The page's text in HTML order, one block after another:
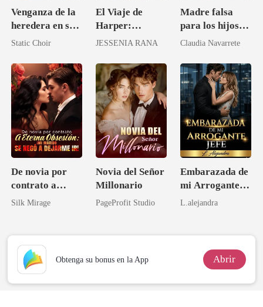
Venganza de la
heredera en su
boda humillante
Static Choir
El Viaje de
Harper:
Enamorada del
JESSENIA RANA
Madre falsa
para los hijos
del CEO
Claudia Navarrete
De novia por
contrato a
eterna obsesión:
ir!
Silk Mirage
Novia del Señor
Millonario
PageProfit Studio
Embarazada de
mi Arrogante
Jefe
L.alejandra
Obtenga su bonus en la App Abrir